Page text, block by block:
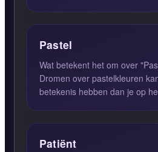
Pastel
Wat betekent het om over
Dromen over pastelkleuren
betekenis hebben dan je op
Patiënt